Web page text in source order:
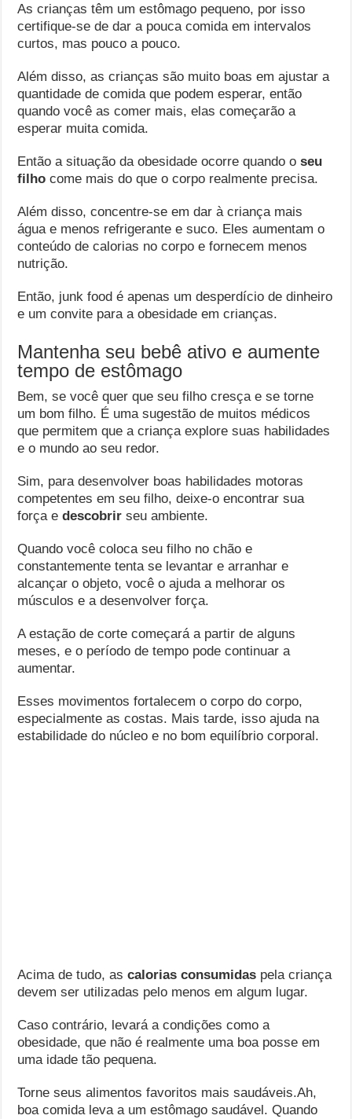
As crianças têm um estômago pequeno, por isso
certifique-se de dar a pouca comida em intervalos
curtos, mas pouco a pouco.
Além disso, as crianças são muito boas em ajustar a
quantidade de comida que podem esperar, então
quando você as comer mais, elas começarão a
esperar muita comida.
Então a situação da obesidade ocorre quando oseu
filhocome mais do que o corpo realmente precisa.
Além disso, concentre-se em dar à criança mais
água e menos refrigerante e suco. Eles aumentam o
conteúdo de calorias no corpo e fornecem menos
nutrição.
Então, junk food é apenas um desperdício de dinheiro
e um convite para a obesidade em crianças.
Mantenha seu bebê ativo e aumente
tempo de estômago
Bem, se você quer que seu filho cresça e se torne
um bom filho. É uma sugestão de muitos médicos
que permitem que a criança explore suas habilidades
e o mundo ao seu redor.
Sim, para desenvolver boas habilidades motoras
competentes em seu filho, deixe-o encontrar sua
força e descobrirseu ambiente.
Quando você coloca seu filho no chão e
constantemente tenta se levantar e arranhar e
alcançar o objeto, você o ajuda a melhorar os
músculos e a desenvolver força.
A estação de corte começará a partir de alguns
meses, e o período de tempo pode continuar a
aumentar.
Esses movimentos fortalecem o corpo do corpo,
especialmente as costas. Mais tarde, isso ajuda na
estabilidade do núcleo e no bom equilíbrio corporal.
Acima de tudo, ascalorias consumidas pela criança
devem ser utilizadas pelo menos em algum lugar.
Caso contrário, levará a condições como a
obesidade, que não é realmente uma boa posse em
uma idade tão pequena.
Torne seus alimentos favoritos mais saudáveis.Ah,
boa comida leva a um estômago saudável. Quando